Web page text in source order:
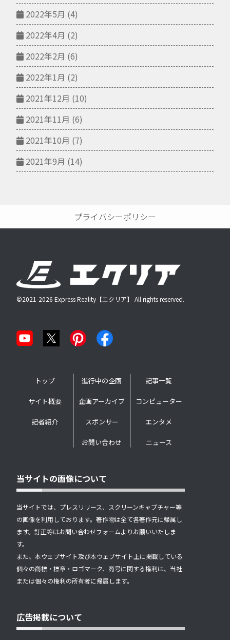
2022年5月 (4)
2022年4月 (2)
2022年2月 (6)
2022年1月 (2)
2021年12月 (10)
2021年11月 (6)
2021年10月 (7)
2021年9月 (14)
プライバシーポリシー
©2021-2026 Express Reality【エクリア】 All rights reserved.
トップ
サイト概要
記者紹介
進行中の企画
企画アーカイブ
スポンサー
お問い合わせ
記事一覧
コンピューター
エンタメ
ニュース
当サイトの画像について
当サイトでは、プレスリリース、スクリーンキャプチャー等
の画像を利用しております。著作物は全て各著作元に帰属し
ます。訂正等はお問い合わせフォームよりお願いいたしま
す。
また、本ウェブサイト及び本ウェブサイト上に掲載している
個々の商標・標章・ロゴマーク、商号に関する権利は、当社
または個々の権利の所有者に帰属します。
広告掲載について